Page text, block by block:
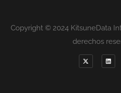
Copyright © 2024 KitsuneData
derechos